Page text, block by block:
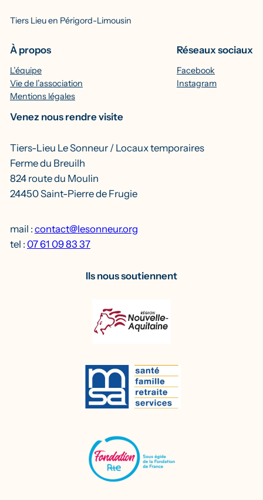
Tiers Lieu en Périgord-Limousin
À propos
L’équipe
Vie de l’association
Mentions légales
Réseaux sociaux
Facebook
Instagram
Venez nous rendre visite
Tiers-Lieu Le Sonneur / Locaux temporaires
Ferme du Breuilh
824 route du Moulin
24450 Saint-Pierre de Frugie
mail : contact@lesonneur.org
tel : 07 61 09 83 37
Ils nous soutiennent